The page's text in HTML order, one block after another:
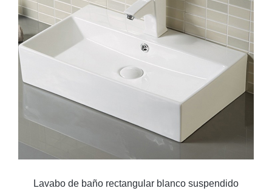
Lavabo de baño rectangular blanco suspendido